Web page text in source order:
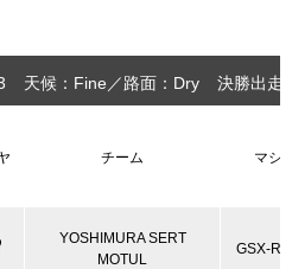
天候：Fine 路面：Dry 決勝出走
チーム マシ
YOSHIMURA SERT
MOTUL
GSX-